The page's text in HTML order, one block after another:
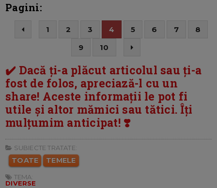
Pagini:
1 2 3 4 5 6 7
8
9
10
✔️ Dacă ți-a plăcut articolul sau ți-a
fost de folos, apreciază-l cu un
share! Aceste informații le pot fi
utile și altor mămici sau tătici. Îți
mulțumim anticipat! ❣️
SUBIECTE TRATATE:
TOATE TEMELE
TEMA:
DIVERSE